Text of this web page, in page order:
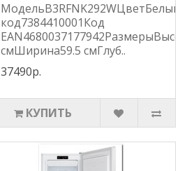
МодельB3RFNK292WЦветБелыйSAP
код7384410001Код
смШирина59.5 смГлуб..
37490р.
КУПИТЬ